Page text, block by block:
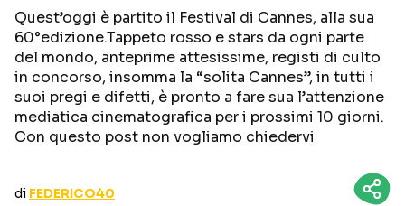
Categorie
NOTIZIE
CURIOSITÀ
RECENSIONI
TRAILER
BOX OFFICE
Quest’oggi è partito il Festival di Cannes, alla sua
60°edizione.Tappeto rosso e stars da ogni parte
del mondo, anteprime attesissime, registi di culto
in concorso, insomma la “solita Cannes”, in tutti i
suoi pregi e difetti, è pronto a fare sua l’attenzione
mediatica cinematografica per i prossimi 10 giorni.
Con questo post non vogliamo chiedervi
di FEDERICO40